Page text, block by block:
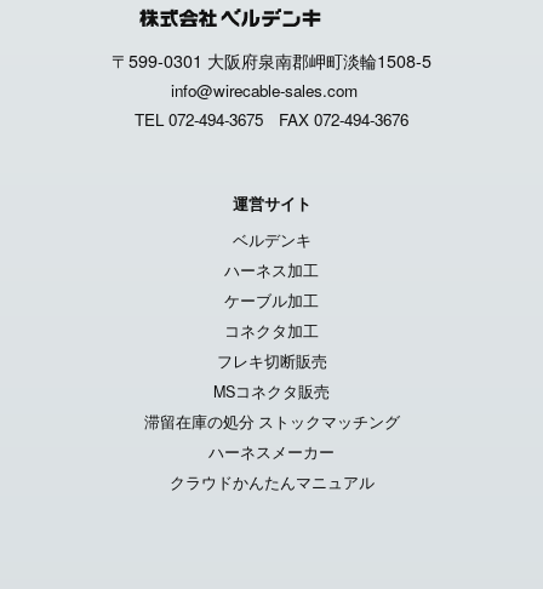
〒599-0301 大阪府泉南郡岬町淡輪1508-5
info@wirecable-sales.com
TEL 072-494-3675 FAX 072-494-3676
運営サイト
ベルデンキ
ハーネス加工
ケーブル加工
コネクタ加工
フレキ切断販売
MSコネクタ販売
滞留在庫の処分 ストックマッチング
ハーネスメーカー
クラウドかんたんマニュアル